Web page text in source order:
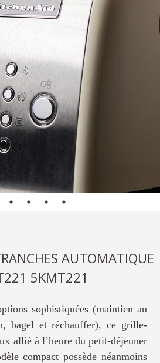
AUTOMATIQUE
5KMT221
sophistiquées (maintien au
bagel et réchauffer), ce grille-
allié à l’heure du petit-déjeuner
compact possède néanmoins